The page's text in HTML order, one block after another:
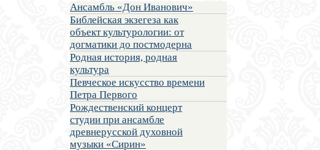
Ансамбль «Дон Иванович»
Библейская экзегеза как
объект культурологии: от
догматики до постмодерна
Родная история, родная
культура
Певческое искусство времени
Петра Первого
Рождественский концерт
студии при ансамбле
древнерусской духовной
музыки «Сирин»